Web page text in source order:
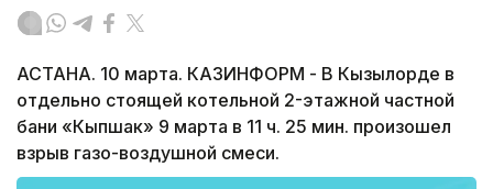
АСТАНА. 10 марта. КАЗИНФОРМ - В Кызылорде в
отдельно стоящей котельной 2-этажной частной
бани «Кыпшак» 9 марта в 11 ч. 25 мин. произошел
взрыв газо-воздушной смеси.